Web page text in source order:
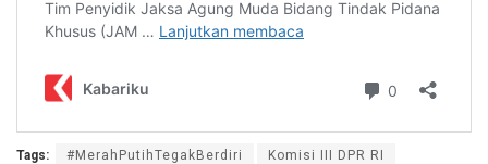
Tags: #MerahPutihTegakBerdiri Komisi III DPR RI